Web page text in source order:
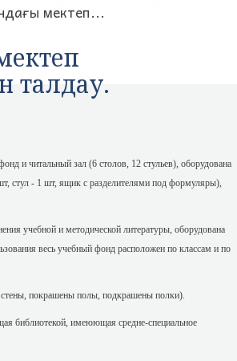
мектеп...
талдау.
и читальный зал (6 столов, 12 стульев), оборудована
стул - 1 шт, ящик с разделителями под формуляры),
учебной и методической литературы, оборудована
весь учебный фонд расположен по классам и по
покрашены полы, подкрашены полки).
библиотекой, имеюющая средне-специальное